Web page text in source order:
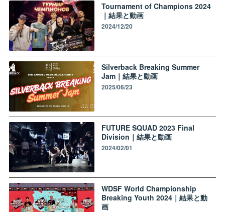
Tournament of Champions 2024
｜結果と動画
2024/12/20
Silverback Breaking Summer
Jam｜結果と動画
2025/06/23
FUTURE SQUAD 2023 Final
Division｜結果と動画
2024/02/01
WDSF World Championship
Breaking Youth 2024｜結果と動
画